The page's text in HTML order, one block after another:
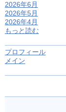
2026年6月
2026年5月
2026年4月
もっと読む
プロフィール
メイン